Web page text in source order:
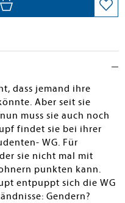
dass jemand ihre
Aber seit sie
muss sie auch noch
findet sie bei ihrer
WG. Für
sie nicht mal mit
punkten kann.
entpuppt sich die WG
Gendern?